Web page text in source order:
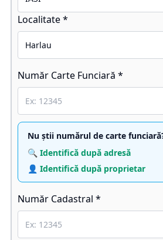
Localitate *
Număr Carte Funciară *
Nu știi numărul de carte
🔍 Identifică după adresă
👤 Identifică după proprietar
Număr Cadastral *